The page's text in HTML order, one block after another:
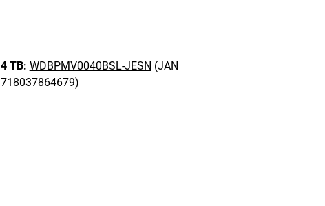
4 TB: WDBPMV0040BSL-JESN (JAN
718037864679)